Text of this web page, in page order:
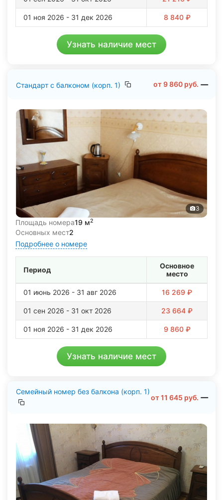
обстановке, где природные факторы Крыма
интегрированы с медицинскими методиками
оздоровления.
01 ноя 2026 - 31 дек 2026 8 840 ₽
Узнать наличие мест
Стандарт с балконом (корп. 1) от9 860 руб.
3
Площадь номера19 м2
Основных мест2
Подробнее о номере
Период
Основное
место
01 июнь 2026 - 31 авг 2026 16 269 ₽
01 сен 2026 - 31 окт 2026 23 664 ₽
01 ноя 2026 - 31 дек 2026 9 860 ₽
Узнать наличие мест
Семейный номер без балкона (корп. 1)
от11 645 руб.